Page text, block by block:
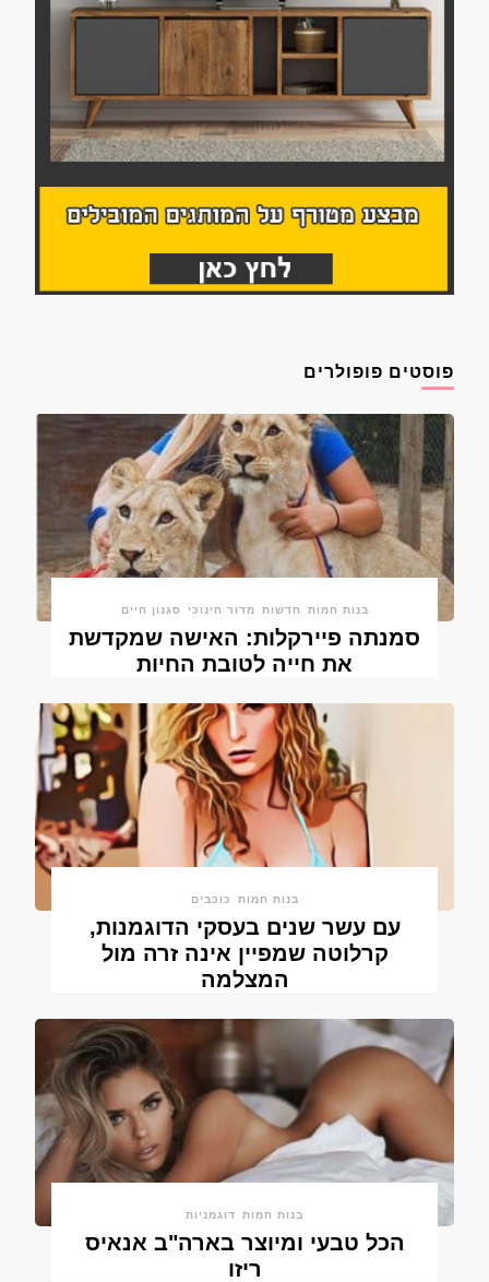
פוסטים פופולרים
בנות חמות חדשות מדור חינוכי סגנון חיים
סמנתה פיירקלות: האישה שמקדשת
את חייה לטובת החיות
בנות חמות כוכבים
עם עשר שנים בעסקי הדוגמנות,
קרלוטה שמפיין אינה זרה מול
המצלמה
בנות חמות דוגמניות
הכל טבעי ומיוצר בארה"ב אנאיס
ריזו